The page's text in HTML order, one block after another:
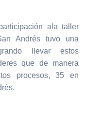
ala taller
Andrés tuvo una
llevar estos
que de manera
procesos, 35 en